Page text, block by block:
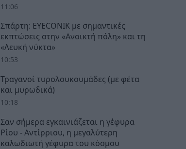
11:06
Σπάρτη: EYECONIK με σημαντικές
εκπτώσεις στην «Ανοικτή πόλη» και τη
«Λευκή νύκτα»
10:53
Τραγανοί τυρολουκουμάδες (με φέτα
και μυρωδικά)
10:18
Σαν σήμερα εγκαινιάζεται η γέφυρα
Ρίου - Αντίρριου, η μεγαλύτερη
καλωδιωτή γέφυρα του κόσμου